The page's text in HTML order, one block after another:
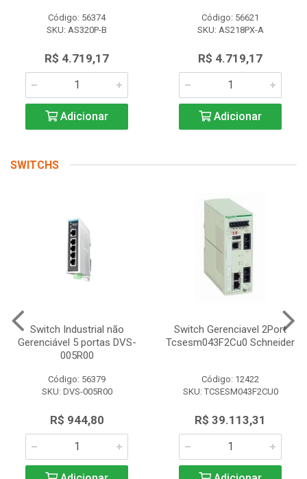
Código: 56374
SKU: AS320P-B
R$ 4.719,17
Adicionar
Código: 56621
SKU: AS218PX-A
R$ 4.719,17
Adicionar
SWITCHS
Switch Industrial não
Gerenciável 5 portas DVS-
005R00
Código: 56379
SKU: DVS-005R00
R$ 944,80
Switch Gerenciavel 2Port
Tcsesm043F2Cu0 Schneider
Código: 12422
SKU: TCSESM043F2CU0
R$ 39.113,31